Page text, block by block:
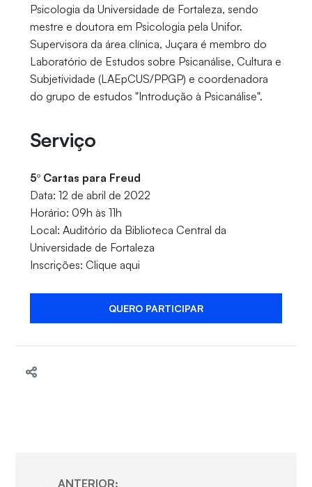
Psicologia da Universidade de Fortaleza, sendo
mestre e doutora em Psicologia pela Unifor.
Supervisora da área clínica, Juçara é membro do
Laboratório de Estudos sobre Psicanálise, Cultura e
Subjetividade (LAEpCUS/PPGP) e coordenadora
do grupo de estudos "Introdução à Psicanálise".
Serviço
5º Cartas para Freud
Data: 12 de abril de 2022
Horário: 09h às 11h
Local: Auditório da Biblioteca Central da
Universidade de Fortaleza
Inscrições: Clique aqui
QUERO PARTICIPAR
ANTERIOR: